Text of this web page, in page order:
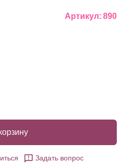
Артикул: 890
Задать вопрос